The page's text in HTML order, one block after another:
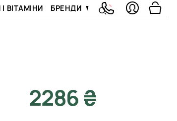
ВІТАМІНИ БРЕНДИ
2286 ₴